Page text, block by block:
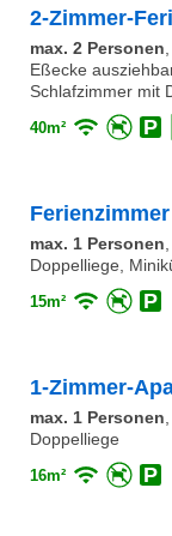
2-Zimmer-
max. 2 Personen,
Eßecke
Schlafzimmer mit
40m²
max. 1 Personen,
Doppelliege,
15m²
1-Zimmer-
max. 1 Personen,
Doppelliege
16m²